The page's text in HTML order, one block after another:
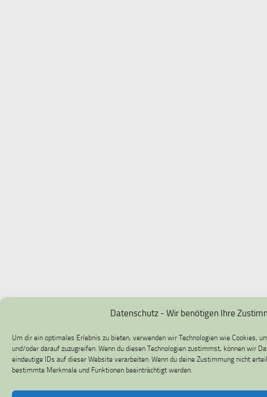
Datenschutz - Wir benötigen Ihre
Um dir ein optimales Erlebnis zu bieten, verwenden wir Technologien wie Cookies,
und/oder darauf zuzugreifen. Wenn du diesen Technologien zustimmst, können wir
eindeutige IDs auf dieser Website verarbeiten. Wenn du deine Zustimmung nicht
bestimmte Merkmale und Funktionen beeinträchtigt werden.